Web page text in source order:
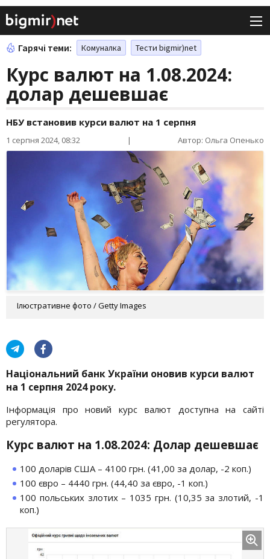
Гарячі теми: Комуналка Тести bigmir)net
Курс валют на 1.08.2024:
долар дешевшає
НБУ встановив курси валют на 1 серпня
1 серпня 2024, 08:32 | Автор: Ольга Опенько
Ілюстративне фото / Getty Images
Національний банк України оновив курси валют
на 1 серпня 2024 року.
Інформація про новий курс валют доступна на сайті
регулятора.
Курс валют на 1.08.2024: Долар дешевшає
100 доларів США – 4100 грн. (41,00 за долар, -2 коп.)
100 євро – 4440 грн. (44,40 за євро, -1 коп.)
100 польських злотих – 1035 грн. (10,35 за злотий, -1
коп.)